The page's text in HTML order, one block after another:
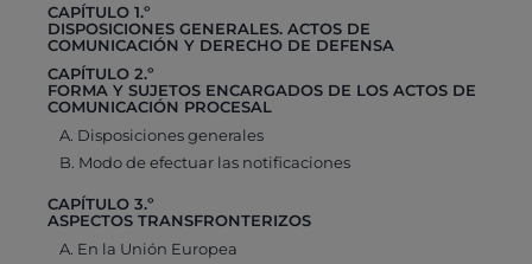
CAPÍTULO 1.º
DISPOSICIONES GENERALES. ACTOS DE
COMUNICACIÓN Y DERECHO DE DEFENSA
CAPÍTULO 2.º
FORMA Y SUJETOS ENCARGADOS DE LOS ACTOS DE
COMUNICACIÓN PROCESAL
A. Disposiciones generales
B. Modo de efectuar las notificaciones
CAPÍTULO 3.º
ASPECTOS TRANSFRONTERIZOS
A. En la Unión Europea